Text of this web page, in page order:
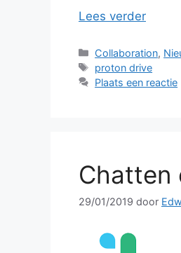
Lees verder
Categorieën
Collaboration,
Tags
proton drive
Plaats een reactie
Chatten
29/01/2019 door